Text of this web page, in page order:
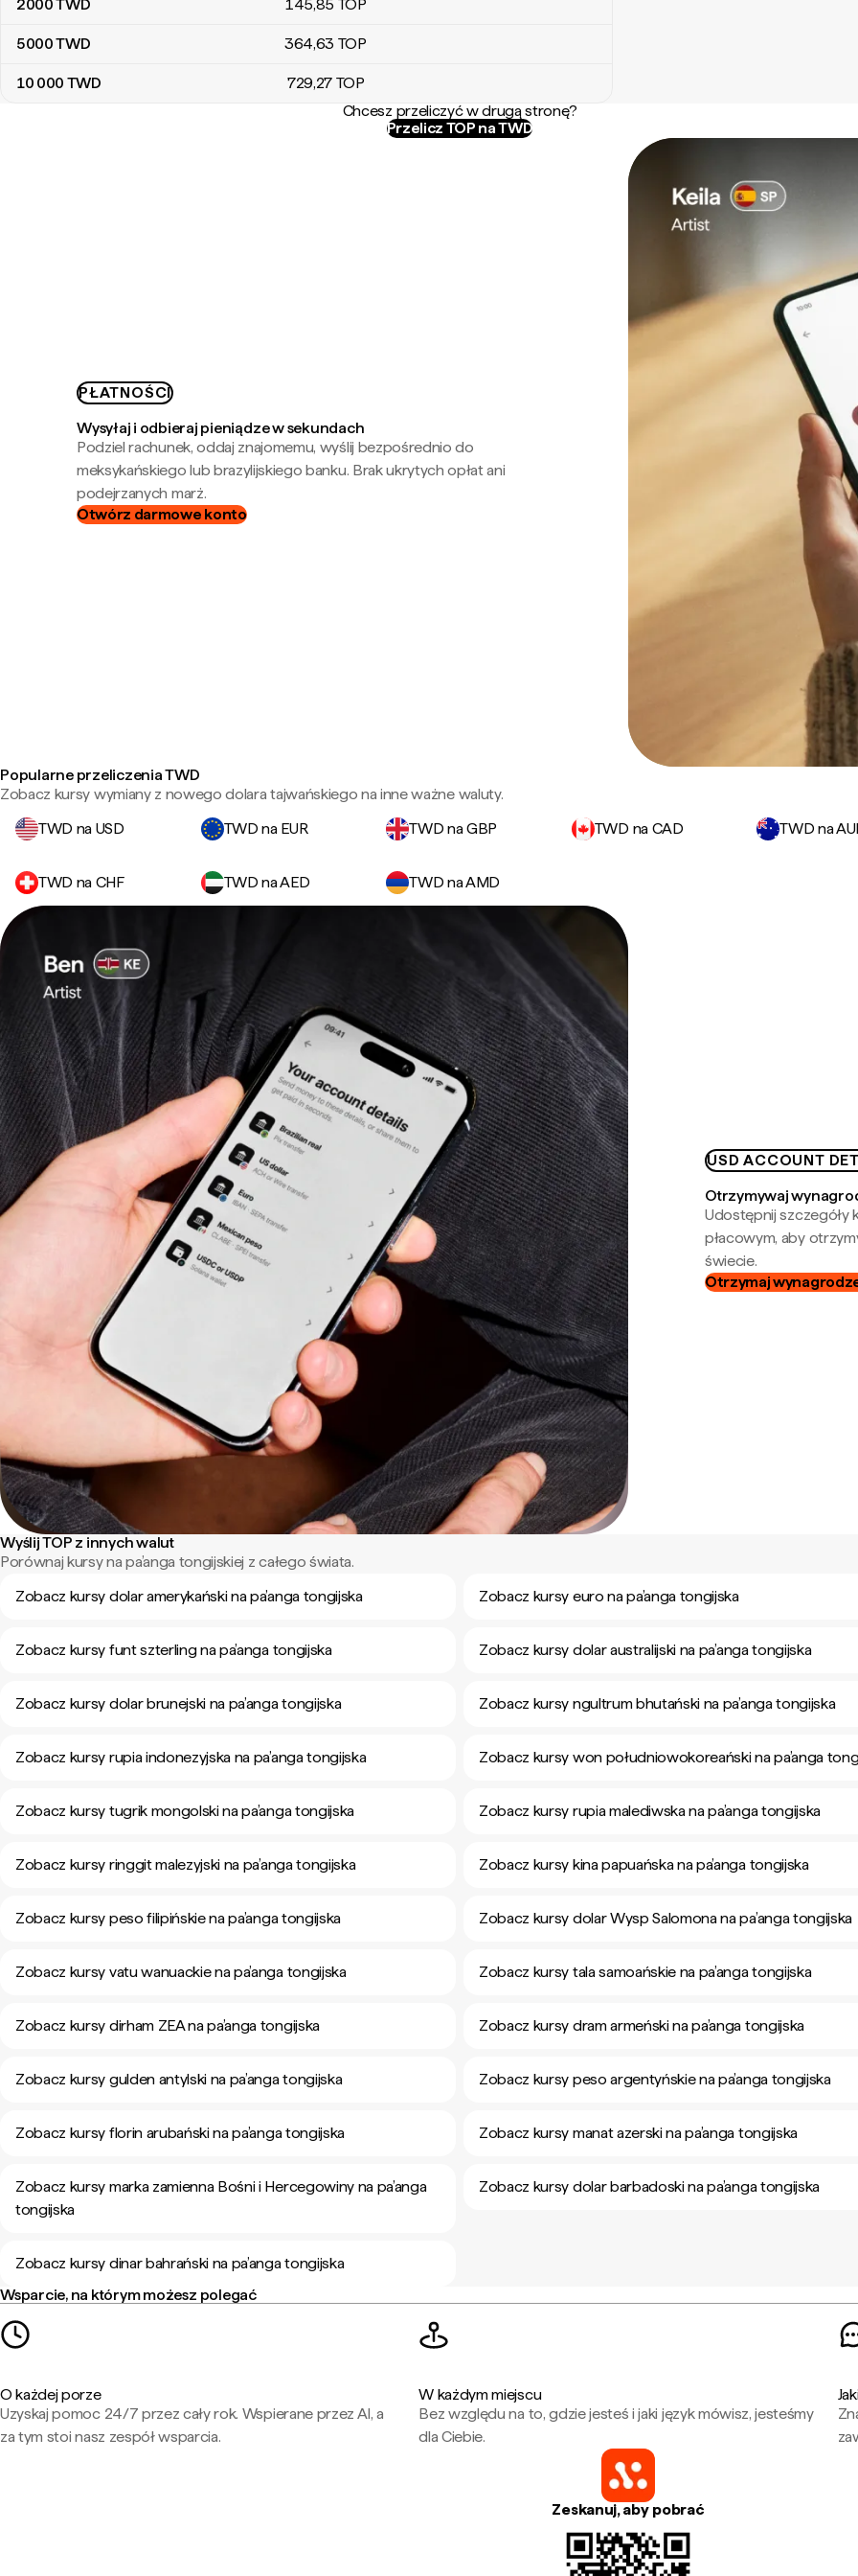
2000TWD 145,85 TOP
5000TWD 364,63 TOP
10 000 TWD 729,27 TOP
Chcesz przeliczyć w drugą stronę?
Przelicz TOP na TWD
PŁATNOŚCI
Wysyłaj i odbieraj pieniądze w sekundach
Podziel rachunek, oddaj znajomemu, wyślij bezpośrednio do
meksykańskiego lub brazylijskiego banku. Brak ukrytych opłat ani
podejrzanych marż.
Otwórz darmowe konto
Popularne przeliczenia TWD
Zobacz kursy wymiany z nowego dolara tajwańskiego na inne ważne waluty.
TWD na USD
TWD na EUR TWD na GBP TWD na CAD TWD na
TWD na CHF TWD na AED TWD na AMD
USD ACCOUNT
Otrzymywaj
Udostępnij szczegóły
płacowym, aby
świecie.
Otrzymaj
Wyślij TOP z innych walut
Porównaj kursy na pa’anga tongijskiej z całego świata.
Zobacz kursy dolar amerykański na pa’anga tongijska
Zobacz kursy euro na pa’anga tongijska
Zobacz kursy funt szterling na pa’anga tongijska Zobacz kursy dolar australijski na pa’anga tongijska
Zobacz kursy dolar brunejski na pa’anga tongijska Zobacz kursy ngultrum bhutański na pa’anga tongijska
Zobacz kursy rupia indonezyjska na pa’anga tongijska Zobacz kursy won południowokoreański na pa’anga
Zobacz kursy tugrik mongolski na pa’anga tongijska Zobacz kursy rupia malediwska na pa’anga tongijska
Zobacz kursy ringgit malezyjski na pa’anga tongijska Zobacz kursy kina papuańska na pa’anga tongijska
Zobacz kursy peso filipińskie na pa’anga tongijska Zobacz kursy dolar Wysp Salomona na pa’anga tongijska
Zobacz kursy vatu wanuackie na pa’anga tongijska Zobacz kursy tala samoańskie na pa’anga tongijska
Zobacz kursy dirham ZEA na pa’anga tongijska Zobacz kursy dram armeński na pa’anga tongijska
Zobacz kursy gulden antylski na pa’anga tongijska Zobacz kursy peso argentyńskie na pa’anga tongijska
Zobacz kursy florin arubański na pa’anga tongijska Zobacz kursy manat azerski na pa’anga tongijska
Zobacz kursy marka zamienna Bośni i Hercegowiny na pa’anga
tongijska
Zobacz kursy dolar barbadoski na pa’anga tongijska
Zobacz kursy dinar bahrański na pa’anga tongijska
Wsparcie, na którym możesz polegać
O każdej porze
Uzyskaj pomoc 24/7 przez cały rok. Wspierane przez AI, a
za tym stoi nasz zespół wsparcia.
W każdym miejscu
Bez względu na to, gdzie jesteś i jaki język mówisz, jesteśmy
dla Ciebie.
Zeskanuj, aby pobrać